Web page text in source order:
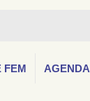
FEM AGENDA